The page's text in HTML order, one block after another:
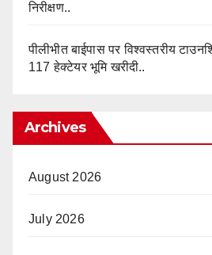
निरीक्षण..
पीलीभीत बाईपास पर विश्वस्तरीय
117 हेक्टेयर भूमि खरीदी..
Archives
August 2026
July 2026